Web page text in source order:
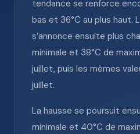
tendance se renforce
bas et 36°C au plus haut.
s’annonce ensuite plus
minimale et 38°C de
juillet, puis les mêmes
juillet.
La hausse se poursuit
minimale et 40°C de